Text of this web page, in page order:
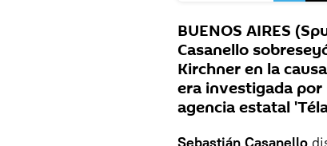
BUENOS AIRES
Casanello
Kirchner en la
era investigada
agencia estatal